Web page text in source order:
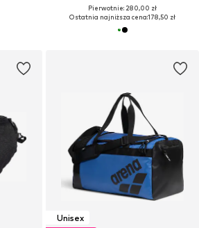
Pierwotnie: 280,00 zł
Ostatnia najniższa cena:178,50 zł
Unisex